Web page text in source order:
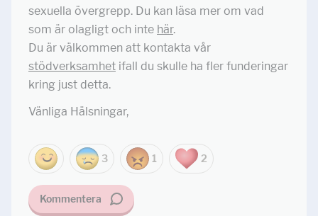
sexuella övergrepp. Du kan läsa mer om vad
som är olagligt och inte här.
Du är välkommen att kontakta vår
stödverksamhet ifall du skulle ha fler funderingar
kring just detta.
Vänliga Hälsningar,
3 1 2
Kommentera